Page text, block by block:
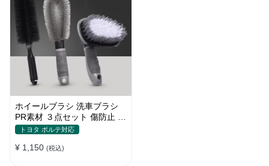
ホイールブラシ 洗車ブラシ
PR素材 ３点セット 傷防止 カ
ーウォッシュ プロ仕様
トヨタ ポルテ対応
¥ 1,150 (税込)